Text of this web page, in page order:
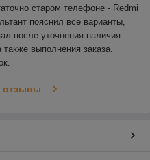
старом телефоне - Redmi
пояснил все варианты,
после уточнения наличия
выполнения заказа.
отзывы